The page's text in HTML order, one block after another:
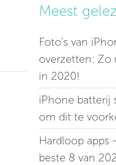
Meest
Foto's van
overzetten: Zo
in 2020!
iPhone batterij
om dit te
Hardloop apps
beste 8 van